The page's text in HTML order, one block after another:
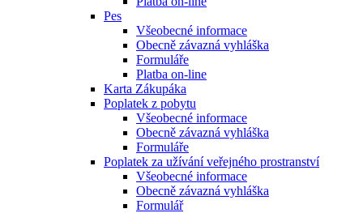
Pes
Všeobecné informace
Obecně závazná vyhláška
Formuláře
Platba on-line
Karta Zákupáka
Poplatek z pobytu
Všeobecné informace
Obecně závazná vyhláška
Formuláře
Poplatek za užívání veřejného prostranství
Všeobecné informace
Obecně závazná vyhláška
Formulář